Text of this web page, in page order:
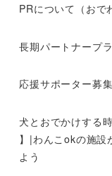
PRについて（おで
長期パートナープ
応援サポーター募
犬とおでかけする
】|わんこokの施設
よう